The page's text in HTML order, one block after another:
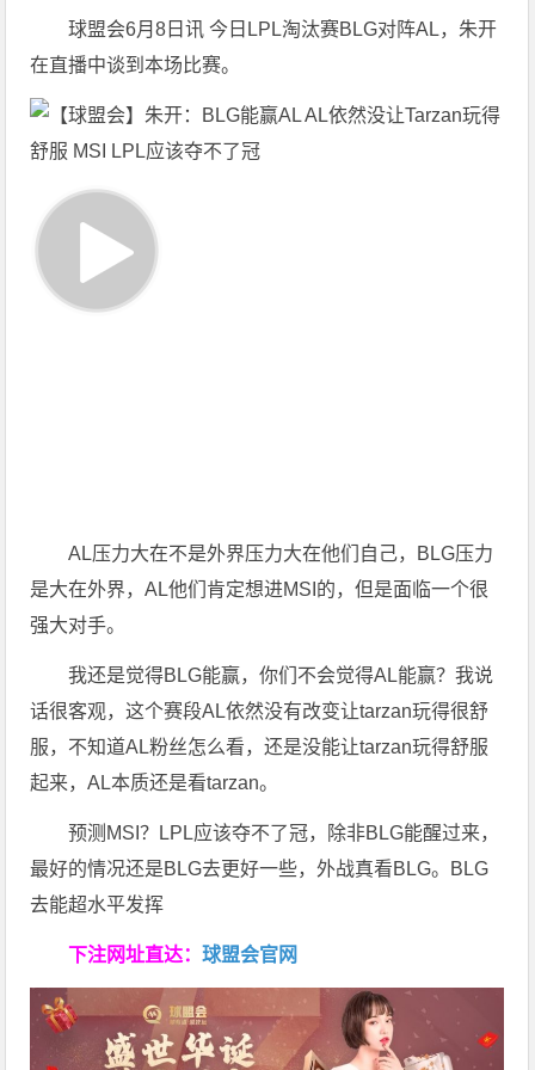
球盟会6月8日讯 今日LPL淘汰赛BLG对阵AL，朱开
在直播中谈到本场比赛。
AL压力大在不是外界压力大在他们自己，BLG压力
是大在外界，AL他们肯定想进MSI的，但是面临一个很
强大对手。
我还是觉得BLG能赢，你们不会觉得AL能赢？我说
话很客观，这个赛段AL依然没有改变让tarzan玩得很舒
服，不知道AL粉丝怎么看，还是没能让tarzan玩得舒服
起来，AL本质还是看tarzan。
预测MSI？LPL应该夺不了冠，除非BLG能醒过来，
最好的情况还是BLG去更好一些，外战真看BLG。BLG
去能超水平发挥
下注网址直达：球盟会官网